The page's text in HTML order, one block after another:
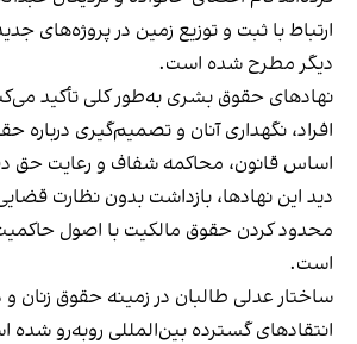
ارتباط با ثبت و توزیع زمین در پروژه‌های
دیگر مطرح شده است.
نهادهای حقوق بشری به‌طور کلی تأکید
افراد، نگهداری آنان و تصمیم‌گیری درباره
اساس قانون، محاکمه شفاف و رعایت حق
دید این نهادها، بازداشت بدون نظارت
محدود کردن حقوق مالکیت با اصول
است.
ساختار عدلی طالبان در زمینه حقوق زنان و
انتقادهای گسترده بین‌المللی روبه‌رو